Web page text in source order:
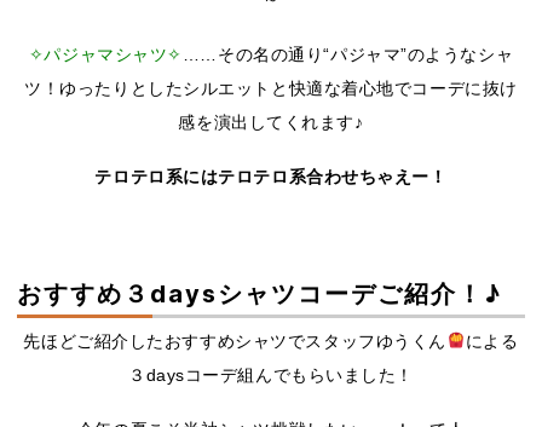
✧パジャマシャツ✧
……その名の通り“パジャマ”のようなシャ
ツ！ゆったりとしたシルエットと快適な着心地でコーデに抜け
感を演出してくれます♪
テロテロ系にはテロテロ系合わせちゃえー！
おすすめ３daysシャツコーデご紹介！♪
先ほどご紹介したおすすめシャツでスタッフゆうくん
による
３daysコーデ組んでもらいました！